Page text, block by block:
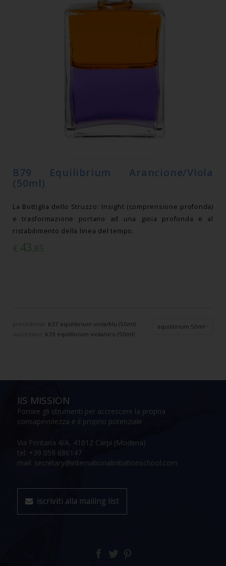
B79 Equilibrium Arancione/Viola
(50ml)
La Bottiglia dello Struzzo: Insight (comprensione profonda)
e trasformazione portano ad una gioia profonda e al
ristabilimento della linea del tempo.
€ 43,85
precedente: b37 equilibrium viola/blu (50ml)
b39 equilibrium viola/oro (50ml)
equilibrium 50ml
IIS MISSION
Fornire gli strumenti per accrescere la propria
consapevolezza e il proprio potenziale
Via Fontana 4/A, 41012 Carpi (Modena)
tel: +39 059 686147
mail: secretary@internationalinitiationschool.com
iscriviti alla mailing list